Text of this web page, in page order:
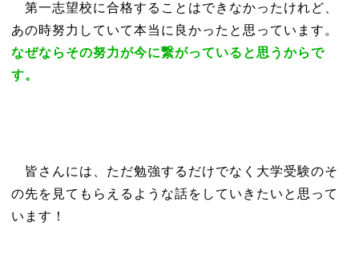
第一志望校に合格することはできなかったけれど、
あの時努力していて本当に良かったと思っています。
なぜならその努力が今に繋がっていると思うからで
す。
皆さんには、ただ勉強するだけでなく大学受験のそ
の先を見てもらえるような話をしていきたいと思って
います！